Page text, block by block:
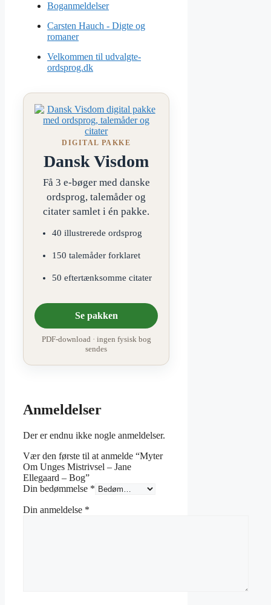
Boganmeldelser
Carsten Hauch - Digte og
romaner
Velkommen til udvalgte-
ordsprog.dk
DIGITAL PAKKE
Dansk Visdom
Få 3 e-bøger med danske
ordsprog, talemåder og
citater samlet i én pakke.
40 illustrerede ordsprog
150 talemåder forklaret
50 eftertænksomme citater
Se pakken
PDF-download · ingen fysisk bog
sendes
Anmeldelser
Der er endnu ikke nogle anmeldelser.
Vær den første til at anmelde “Myter
Om Unges Mistrivsel – Jane
Ellegaard – Bog”
Din bedømmelse *
Din anmeldelse *